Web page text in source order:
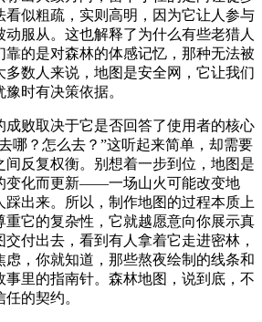
看似粗疏，实则高明，因为它让人参与
服从。这也解释了为什么有些老猎人
的是对森林的体感记忆，那种无法被
多数人来说，地图是安全网，它让我们
时有决策依据。
成败取决于它是否回答了使用者的核心
哪？怎么去？”这听起来简单，却需要
间反复权衡。别想着一步到位，地图是
变化而更新——一场山火可能改变地
出来。所以，制作地图的过程本质上
重它的复杂性，它就越愿意向你展示真
付出去，看到有人拿着它走进密林，
虑，你就知道，那些熬夜绘制的线条和
事里的指南针。森林地图，说到底，不
的契约。